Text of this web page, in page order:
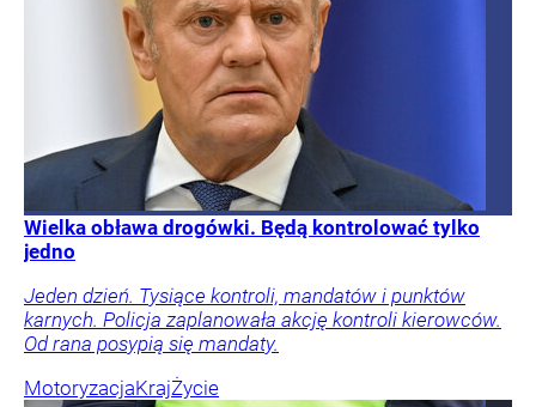
Wielka obława drogówki. Będą kontrolować tylko
jedno
Jeden dzień. Tysiące kontroli, mandatów i punktów
karnych. Policja zaplanowała akcję kontroli kierowców.
Od rana posypią się mandaty.
MotoryzacjaKrajŻycie